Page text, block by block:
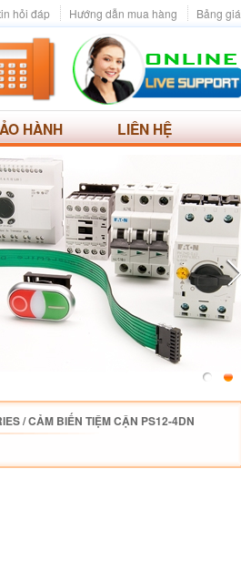
Bảng giá
Hướng dẫn mua hàng
hỏi đáp
HÀNH LIÊN HỆ
/CẢM BIẾN TIỆM CẬN PS12-4DN